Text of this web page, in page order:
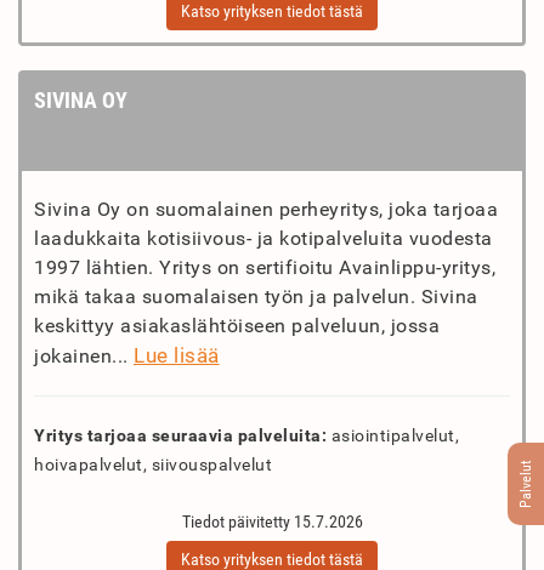
Palvelut
Katso yrityksen tiedot tästä
SIVINA OY
Sivina Oy on suomalainen perheyritys, joka tarjoaa
laadukkaita kotisiivous- ja kotipalveluita vuodesta
1997 lähtien. Yritys on sertifioitu Avainlippu-yritys,
mikä takaa suomalaisen työn ja palvelun. Sivina
keskittyy asiakaslähtöiseen palveluun, jossa
jokainen... Lue lisää
Yritys tarjoaa seuraavia palveluita: asiointipalvelut,
hoivapalvelut, siivouspalvelut
Tiedot päivitetty 15.7.2026
Katso yrityksen tiedot tästä